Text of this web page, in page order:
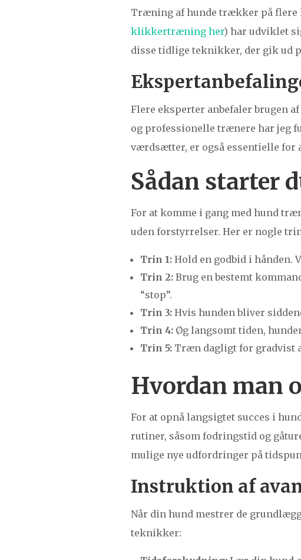
Træning af hunde trækker på
klikkertræning her) har udviklet
disse tidlige teknikker, der gik ud
Flere eksperter anbefaler brugen
og professionelle trænere har jeg
værdsætter, er også essentielle
Sådan starter
For at komme i gang med hund
uden forstyrrelser. Her er nogle
Trin 1: Hold en godbid i hånden.
Trin 2: Brug en bestemt
“stop”.
Trin 3: Hvis hunden bliver
Trin 4: Øg langsomt tiden,
Trin 5: Træn dagligt for gradvist
Hvordan man
For at opnå langsigtet succes i
rutiner, såsom fodringstid og
mulige nye udfordringer på
Instruktion af
Når din hund mestrer de
teknikker: